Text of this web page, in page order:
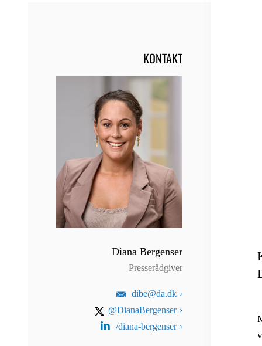
KONTAKT
Diana Bergenser
Presserådgiver
dibe@da.dk
@DianaBergenser
/diana-bergenser